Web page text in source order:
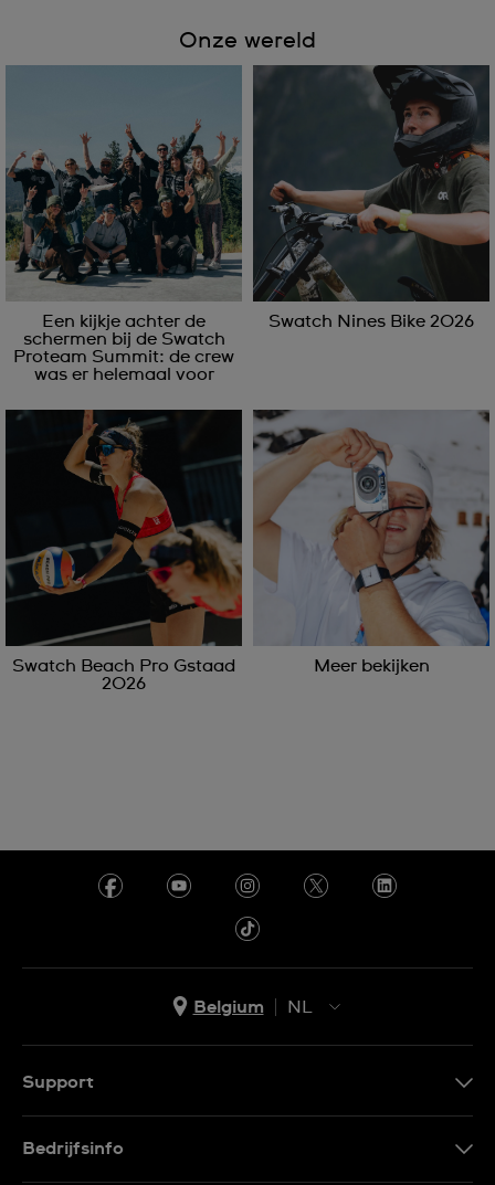
Onze wereld
Een kijkje achter de
schermen bij de Swatch
Proteam Summit: de crew
was er helemaal voor
Swatch Nines Bike 2026
Swatch Beach Pro Gstaad
2026
Meer bekijken
Belgium
NL
Support
Bedrijfsinfo